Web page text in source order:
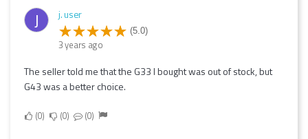
J j. user
(5.0)
3 years ago
The seller told me that the G33 I bought was out of stock, but
G43 was a better choice.
0 0 0